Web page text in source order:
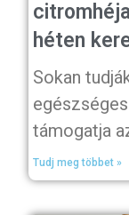
héten
Sokan
támogatja
Tudj meg többet »